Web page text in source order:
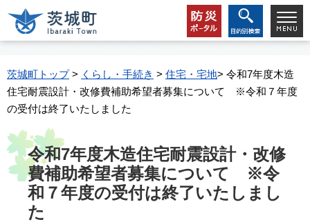
茨城町トップ> くらし・手続き > 住宅・宅地> 令和7年度木造
住宅耐震設計・改修費補助希望者募集について ※令和７年度
の受付は終了いたしました
令和7年度木造住宅耐震設計・改修
費補助希望者募集について ※令
和７年度の受付は終了いたしまし
た